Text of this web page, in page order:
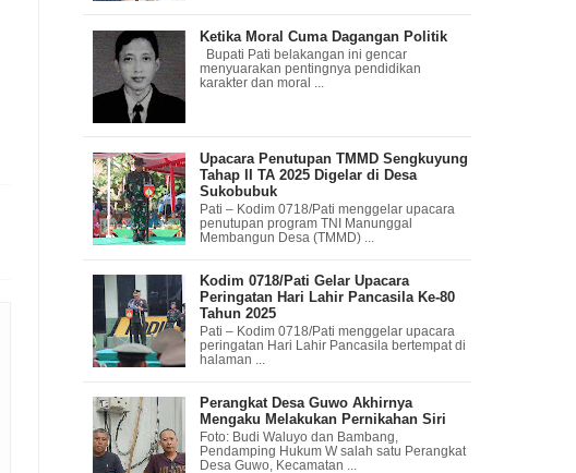
Ketika Moral Cuma Dagangan Politik
Bupati Pati belakangan ini gencar
menyuarakan pentingnya pendidikan
karakter dan moral ...
Upacara Penutupan TMMD Sengkuyung
Tahap II TA 2025 Digelar di Desa
Sukobubuk
Pati – Kodim 0718/Pati menggelar upacara
penutupan program TNI Manunggal
Membangun Desa (TMMD) ...
Kodim 0718/Pati Gelar Upacara
Peringatan Hari Lahir Pancasila Ke-80
Tahun 2025
Pati – Kodim 0718/Pati menggelar upacara
peringatan Hari Lahir Pancasila bertempat di
halaman ...
Perangkat Desa Guwo Akhirnya
Mengaku Melakukan Pernikahan Siri
Foto: Budi Waluyo dan Bambang,
Pendamping Hukum W salah satu Perangkat
Desa Guwo, Kecamatan ...